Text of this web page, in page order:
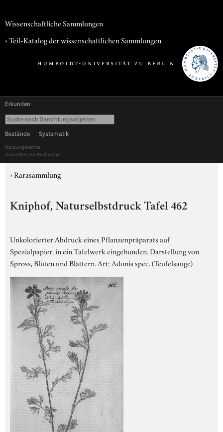
Wissenschaftliche Sammlungen
› Teil-Katalog der wissenschaftlichen Sammlungen
Erkunden
Bestände Systematik
Nutzungsrechte
Anmelden zur Recherche
›Rarasammlung
Kniphof, Naturselbstdruck Tafel 462
Unkolorierter Abdruck eines Pflanzenpräparats auf
Spezialpapier, in ein Tafelwerk eingebunden. Darstellung von
Spross, Blüten und Blättern. Art: Adonis spec. (Teufelsauge)